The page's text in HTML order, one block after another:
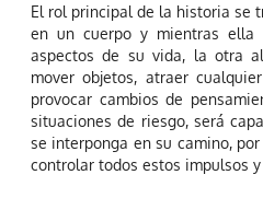
El rol principal de la historia se
en un cuerpo y mientras ella
aspectos de su vida, la otra
mover objetos, atraer
provocar cambios de
situaciones de riesgo, será
se interponga en su camino,
controlar todos estos impulsos